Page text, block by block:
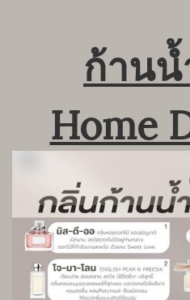
ก้าน
Home